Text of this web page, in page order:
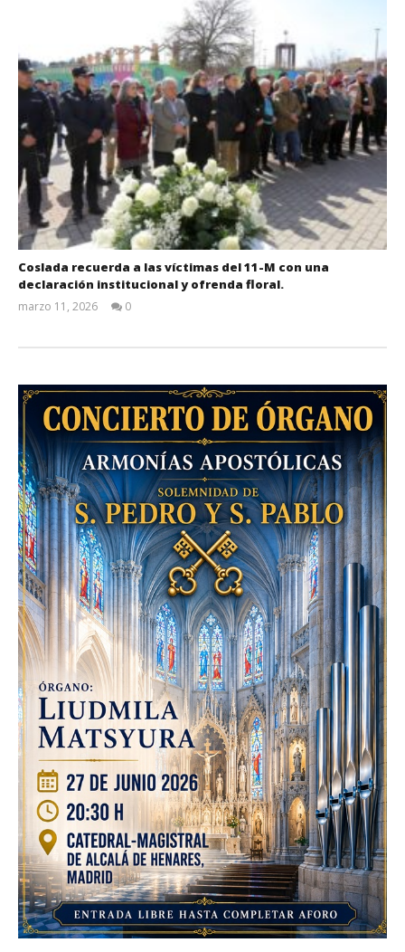
Coslada recuerda a las víctimas del 11-M con una
declaración institucional y ofrenda floral.
marzo 11, 2026
0